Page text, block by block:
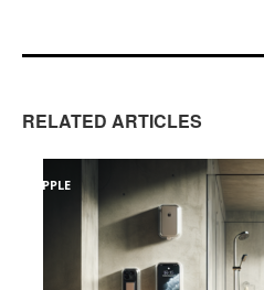
RELATED ARTICLES
APPLE